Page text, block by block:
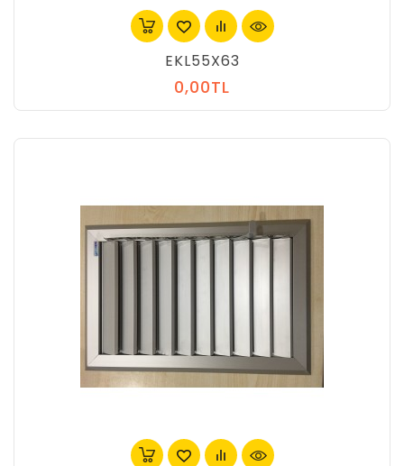
EKL55X63
0,00TL